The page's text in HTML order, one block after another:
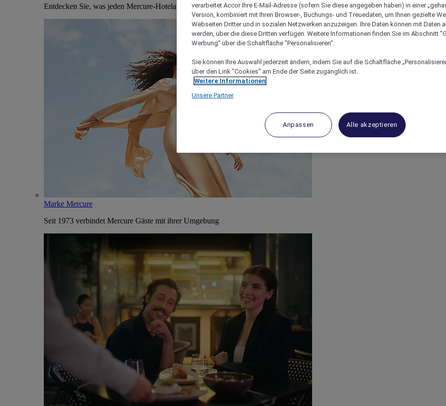
Entdecken Sie, was jeden Mercure-Hotelaufenthalt einzigartig macht
Marke Mercure
Seit 1973 verbindet Mercure Gäste mit ihrer Umgebung
verarbeitet Accor Ihre E-Mail-Adresse (sofern Sie diese angegeben haben) in einer
Version, kombiniert mit Ihren Browser-, Buchungs- und Treuedaten, um Ihnen gezielte
Webseiten Dritter und in sozialen Netzwerken anzuzeigen. Ihre Daten können mit Daten
werden, über die diese Dritten verfügen. Weitere Informationen finden Sie im Abschnitt
Werbung“ über die Schaltfläche "Personalisieren“.
Sie können Ihre Auswahl jederzeit ändern, indem Sie auf die Schaltfläche
über den Link "Cookies“ am Ende der Seite zugänglich ist.
Weitere Informationen
Unsere Partner
Anpassen Alle akzeptieren